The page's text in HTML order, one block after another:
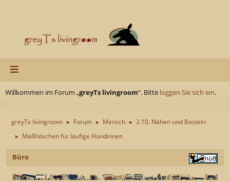
Willkommen im Forum „greyTs livingroom“. Bitte loggen Sie sich ein.
greyTs livingroom ► Forum ► Mensch ► 2.10. Nähen und Basteln
► Maßhöschen für läufige Hündinnen
Büro